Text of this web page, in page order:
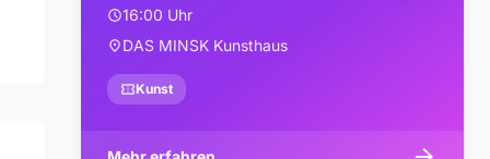
schedule16:00 Uhr
location_onDAS MINSK Kunsthaus
confirmation_numberKunst